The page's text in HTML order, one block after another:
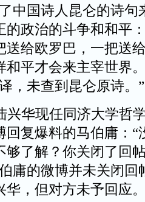
中国诗人昆仑的诗句
的政治的斗争和和平
送给欧罗巴，一把送
和平才会来主宰世界
，未查到昆仑原诗。”
华现任同济大学哲
回复爆料的马伯庸：“
够了解？你关闭了回
庸的微博并未关闭回
华，但对方未予回应